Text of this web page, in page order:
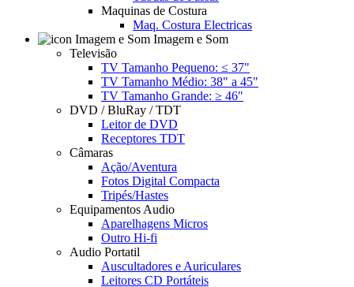
Maquinas de Costura
Maq. Costura Electricas
Imagem e Som
Televisão
TV Tamanho Pequeno: ≤ 37"
TV Tamanho Médio: 38" a 45"
TV Tamanho Grande: ≥ 46"
DVD / BluRay / TDT
Leitor de DVD
Receptores TDT
Câmaras
Ação/Aventura
Fotos Digital Compacta
Tripés/Hastes
Equipamentos Audio
Aparelhagens Micros
Outro Hi-fi
Audio Portatil
Auscultadores e Auriculares
Leitores CD Portáteis